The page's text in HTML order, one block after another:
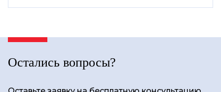
Остались вопросы?